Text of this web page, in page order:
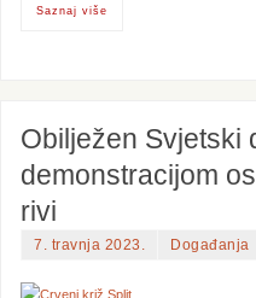
Saznaj više
Obilježen Svjetski
demonstracijom
rivi
7. travnja 2023. Događanja